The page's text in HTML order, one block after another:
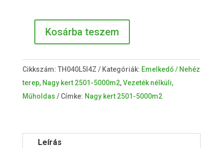
NEXTTECH
RTK
4WD
mennyiség
Kosárba teszem
Cikkszám: TH040L5I4Z Kategóriák: Emelkedő / Nehéz
terep, Nagy kert 2501-5000m2,Vezeték nélküli,
Műholdas
Címke: Nagy kert 2501-5000m2
Leírás